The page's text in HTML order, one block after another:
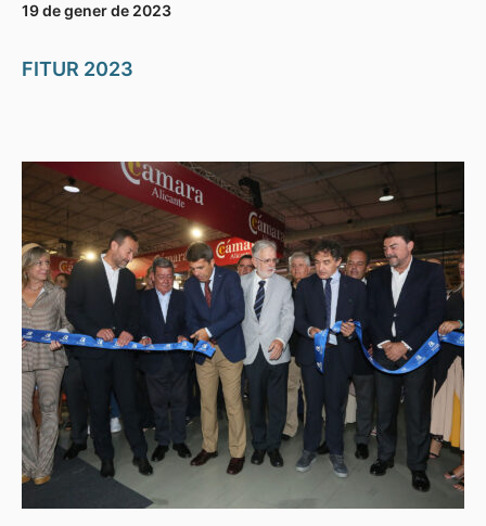
19 de gener de 2023
FITUR 2023